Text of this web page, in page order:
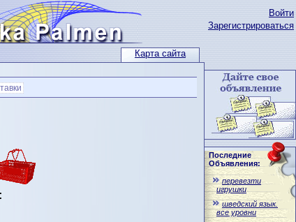
Карта сайта
Войти
Зарегистрироваться
Последние
Объявления:
перевезти
игрушки
шведский язык.
все уровни